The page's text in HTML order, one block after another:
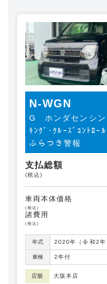
N-WGN
G ホンダセンシ
ｷﾝｸﾞ･ｸﾙｰｽﾞｺﾝﾄﾛｰ
ふらつき警報
支払総額
(税込)
車両本体価格
(税込)
諸費用
(税込)
年式 2020年（令和2年
車検 2年付
店舗 大阪本店